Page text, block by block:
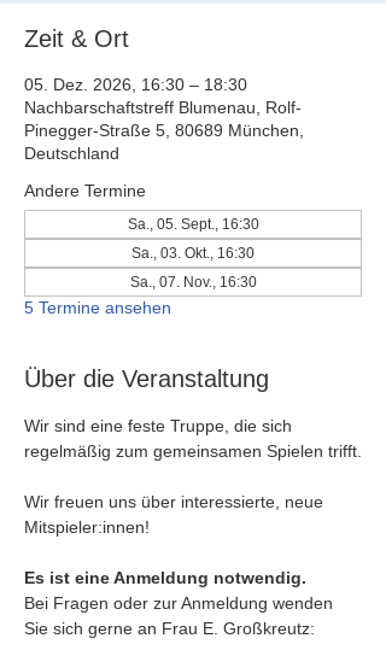
Zeit & Ort
05. Dez. 2026, 16:30 – 18:30
Nachbarschaftstreff Blumenau, Rolf-
Pinegger-Straße 5, 80689 München,
Deutschland
Andere Termine
Sa., 05. Sept., 16:30
Sa., 03. Okt., 16:30
Sa., 07. Nov., 16:30
5 Termine ansehen
Über die Veranstaltung
Wir sind eine feste Truppe, die sich
regelmäßig zum gemeinsamen Spielen trifft.
Wir freuen uns über interessierte, neue
Mitspieler:innen!
Es ist eine Anmeldung notwendig.
Bei Fragen oder zur Anmeldung wenden
Sie sich gerne an Frau E. Großkreutz: